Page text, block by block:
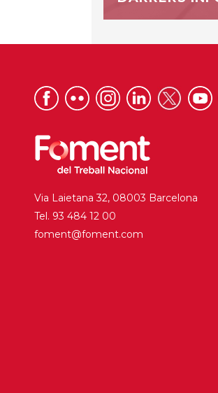
Via Laietana 32, 08003 Barcelona
Tel. 93 484 12 00
foment@foment.com